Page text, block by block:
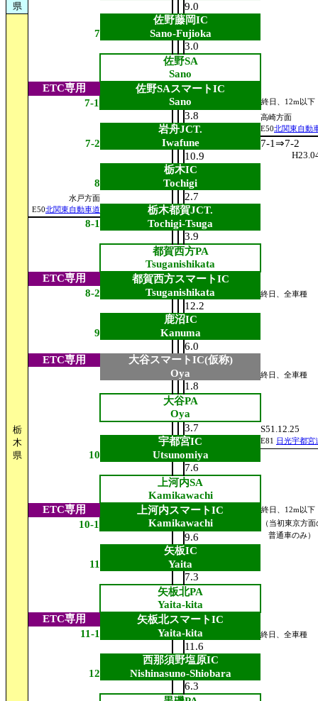
県
9.0
栃
木
県
佐野藤岡IC
7
Sano-Fujioka
3.0
佐野SA
Sano
ETC専用
佐野SAスマートIC
7-1
Sano 終日、12m以下
3.8 高崎方面
岩舟JCT. E50北関東自動
7-2 Iwafune
7-1⇒7-2
10.9
栃木IC
8
Tochigi
水戸方面 2.7
E50北関東自動車道
栃木都賀JCT.
8-1
Tochigi-Tsuga
3.9
都賀西方PA
Tsuganishikata
ETC専用
都賀西方スマートIC
8-2
Tsuganishikata 終日、全車種
12.2
鹿沼IC
9
Kanuma
6.0
ETC専用
大谷スマートIC(仮称)
Oya
終日、全車種
1.8
大谷PA
Oya
3.7
S51.12.25
宇都宮IC E81 日光宇都宮
10
Utsunomiya
7.6
上河内SA
Kamikawachi
ETC専用
上河内スマートIC 終日、12m以下
10-1 Kamikawachi （当初東京方面
9.6 普通車のみ）
矢板IC
11
Yaita
7.3
矢板北PA
Yaita-kita
ETC専用
矢板北スマートIC
11-1
Yaita-kita 終日、全車種
11.6
西那須野塩原IC
12
Nishinasuno-Shiobara
6.3